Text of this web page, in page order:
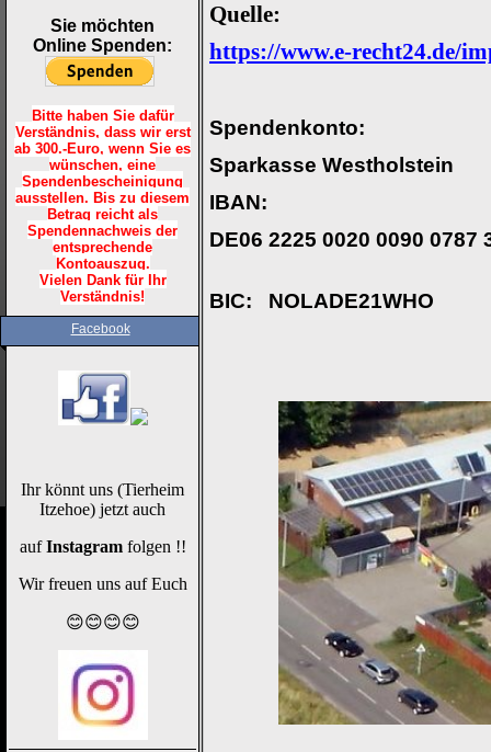
Sie möchten
Online Spenden:
Bitte haben Sie dafür
Verständnis, dass wir erst
ab 300.-Euro, wenn Sie es
wünschen, eine
Spendenbescheinigung
ausstellen. Bis zu diesem
Betrag reicht als
Spendennachweis der
entsprechende
Kontoauszug.
Vielen Dank für Ihr
Verständnis!
Facebook
Ihr könnt uns (Tierheim
Itzehoe) jetzt auch
aufInstagramfolgen !!
Wir freuen uns auf Euch
😊😊😊😊
Quelle:
https://www.e-recht24.de/
Spendenkonto:
Sparkasse Westholstein
IBAN:
DE06 2225 0020 0090 0787
BIC: NOLADE21WHO